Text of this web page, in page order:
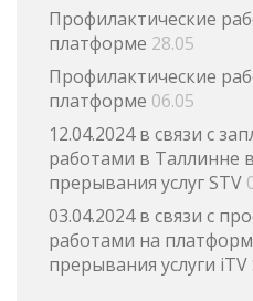
Профилактические
платформе 28.05
Профилактические
платформе 06.05
12.04.2024 в связи с
работами в Таллинне
прерывания услуг STV
03.04.2024 в связи с
работами на
прерывания услуги iTV